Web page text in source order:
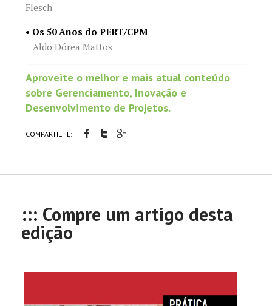
Flesch
• Os 50 Anos do PERT/CPM
Aldo Dórea Mattos
Aproveite o melhor e mais atual conteúdo
sobre Gerenciamento, Inovação e
Desenvolvimento de Projetos.
COMPARTILHE:
::: Compre um artigo desta
edição